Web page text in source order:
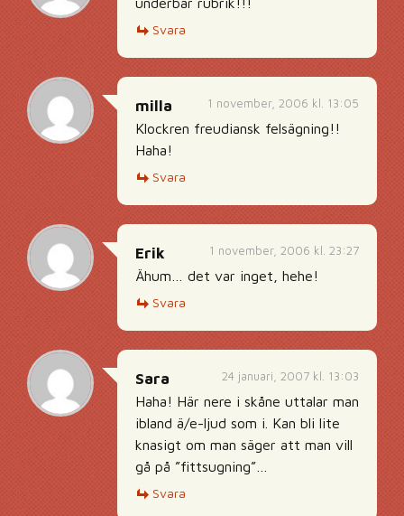
Svara
1 november, 2006 kl. 13:05
milla
Klockren freudiansk felsägning!!
Haha!
Svara
1 november, 2006 kl. 23:27
Erik
Ähum… det var inget, hehe!
Svara
24 januari, 2007 kl. 13:03
Sara
Haha! Här nere i skåne uttalar man
ibland ä/e-ljud som i. Kan bli lite
knasigt om man säger att man vill
gå på ”fittsugning”…
Svara